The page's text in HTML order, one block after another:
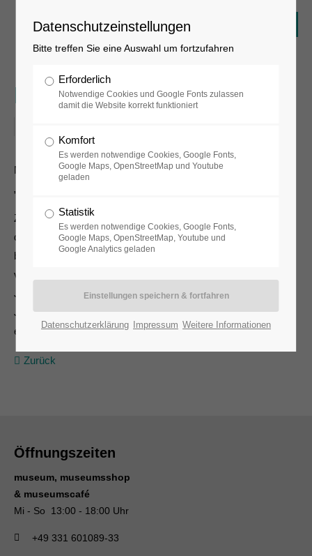
Filmpremiere:
Mary Bauermeister
„ point the way : with different material „
Zur Vernissage der Ausstellung wird im großen Bühnenraum
des
benachbarten T-Werkes der zweite Teil des Dokumentarfilmes
von
Johann Camut über Mary Bauermeister, „die 70er und 80er
Jahre“
exklusiv gezeigt
Zurück
Öffnungszeiten
museum, museumsshop
& museumscafé
Mi - So 13:00 - 18:00 Uhr
+49 331 601089-33
Datenschutzeinstellungen
Bitte treffen Sie eine Auswahl um fortzufahren
Erforderlich
Notwendige Cookies und Google Fonts zulassen
damit die Website korrekt funktioniert
Komfort
Es werden notwendige Cookies, Google Fonts,
Google Maps, OpenStreetMap und Youtube
geladen
Statistik
Es werden notwendige Cookies, Google Fonts,
Google Maps, OpenStreetMap, Youtube und
Google Analytics geladen
Datenschutzerklärung Impressum Weitere Informationen